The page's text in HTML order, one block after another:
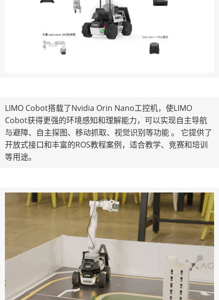
LIMO Cobot搭载了Nvidia Orin Nano工控机，使LIMO
Cobot获得更强的环境感知和理解能力，可以实现自主导航
与避障、自主探图、移动抓取、视觉识别等功能 。 它提供了
开放式接口和丰富的ROS教程案例，适合教学、竞赛和培训
等用途。